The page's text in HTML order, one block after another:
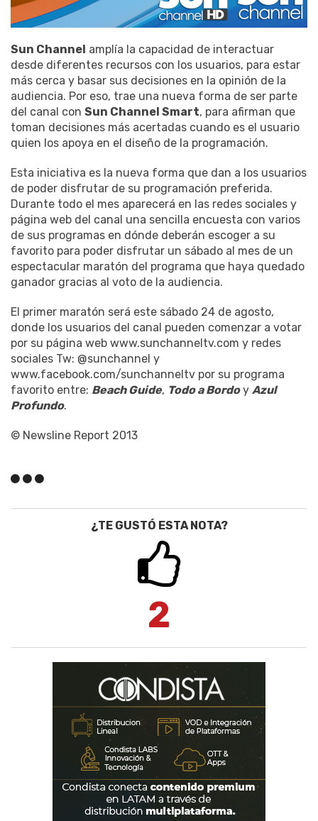
Sun Channel amplía la capacidad de interactuar
desde diferentes recursos con los usuarios, para estar
más cerca y basar sus decisiones en la opinión de la
audiencia. Por eso, trae una nueva forma de ser parte
del canal con Sun Channel Smart, para afirman que
toman decisiones más acertadas cuando es el usuario
quien los apoya en el diseño de la programación.
Esta iniciativa es la nueva forma que dan a los usuarios
de poder disfrutar de su programación preferida.
Durante todo el mes aparecerá en las redes sociales y
página web del canal una sencilla encuesta con varios
de sus programas en dónde deberán escoger a su
favorito para poder disfrutar un sábado al mes de un
espectacular maratón del programa que haya quedado
ganador gracias al voto de la audiencia.
El primer maratón será este sábado 24 de agosto,
donde los usuarios del canal pueden comenzar a votar
por su página web www.sunchanneltv.com y redes
sociales Tw: @sunchannel y
www.facebook.com/sunchanneltv por su programa
favorito entre: Beach Guide, Todo a Bordoy Azul
Profundo.
© Newsline Report 2013
¿TE GUSTÓ ESTA NOTA?
2